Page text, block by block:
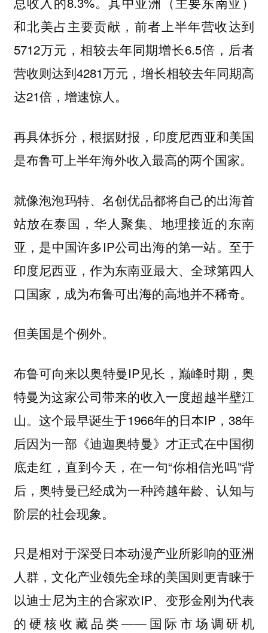
和北美占主要贡献，前者上半年营收达到
5712万元，相较去年同期增长6.5倍，后者
营收则达到4281万元，增长相较去年同期高
达21倍，增速惊人。
再具体拆分，根据财报，印度尼西亚和美国
是布鲁可上半年海外收入最高的两个国家。
就像泡泡玛特、名创优品都将自己的出海首
站放在泰国，华人聚集、地理接近的东南
亚，是中国许多IP公司出海的第一站。至于
印度尼西亚，作为东南亚最大、全球第四人
口国家，成为布鲁可出海的高地并不稀奇。
但美国是个例外。
布鲁可向来以奥特曼IP见长，巅峰时期，奥
特曼为这家公司带来的收入一度超越半壁江
山。这个最早诞生于1966年的日本IP，38年
后因为一部《迪迦奥特曼》才正式在中国彻
底走红，直到今天，在一句“你相信光吗”背
后，奥特曼已经成为一种跨越年龄、认知与
阶层的社会现象。
只是相对于深受日本动漫产业所影响的亚洲
人群，文化产业领先全球的美国则更青睐于
以迪士尼为主的合家欢IP、变形金刚为代表
的硬核收藏品类——国际市场调研机